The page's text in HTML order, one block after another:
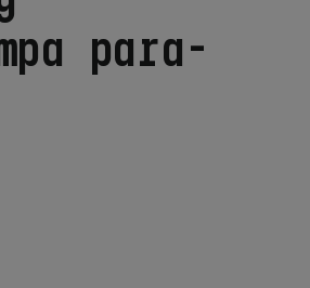
para-